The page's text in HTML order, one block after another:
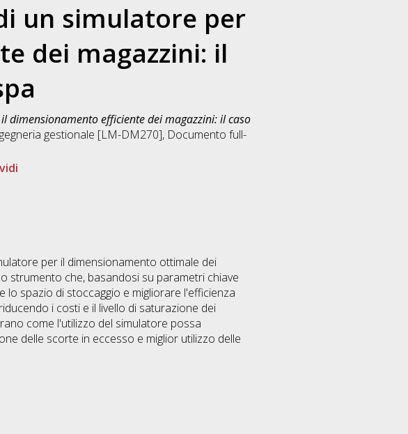
un simulatore per
dei magazzini: il
dimensionamento efficiente dei magazzini: il caso
gestionale [LM-DM270], Documento full-
per il dimensionamento ottimale dei
strumento che, basandosi su parametri chiave
lo spazio di stoccaggio e migliorare l'efficienza
i costi e il livello di saturazione dei
come l'utilizzo del simulatore possa
delle scorte in eccesso e miglior utilizzo delle